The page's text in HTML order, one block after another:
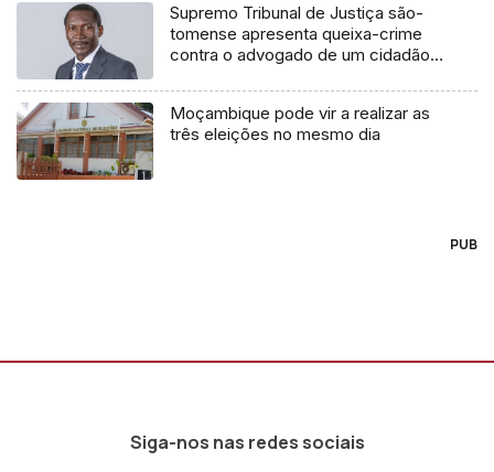
Supremo Tribunal de Justiça são-
tomense apresenta queixa-crime
contra o advogado de um cidadão
Moçambique pode vir a realizar as
três eleições no mesmo dia
PUB
Siga-nos nas redes sociais